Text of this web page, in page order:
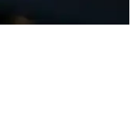
getirin.